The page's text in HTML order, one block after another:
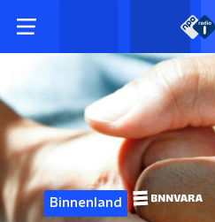
Binnenland